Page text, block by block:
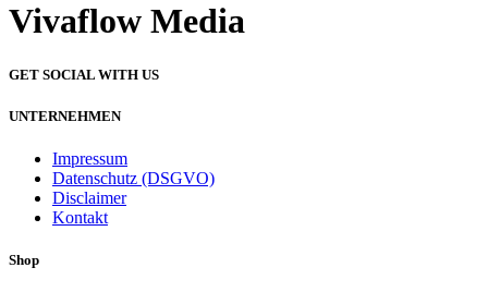
Vivaflow Media
GET SOCIAL WITH US
UNTERNEHMEN
Impressum
Datenschutz (DSGVO)
Disclaimer
Kontakt
Shop